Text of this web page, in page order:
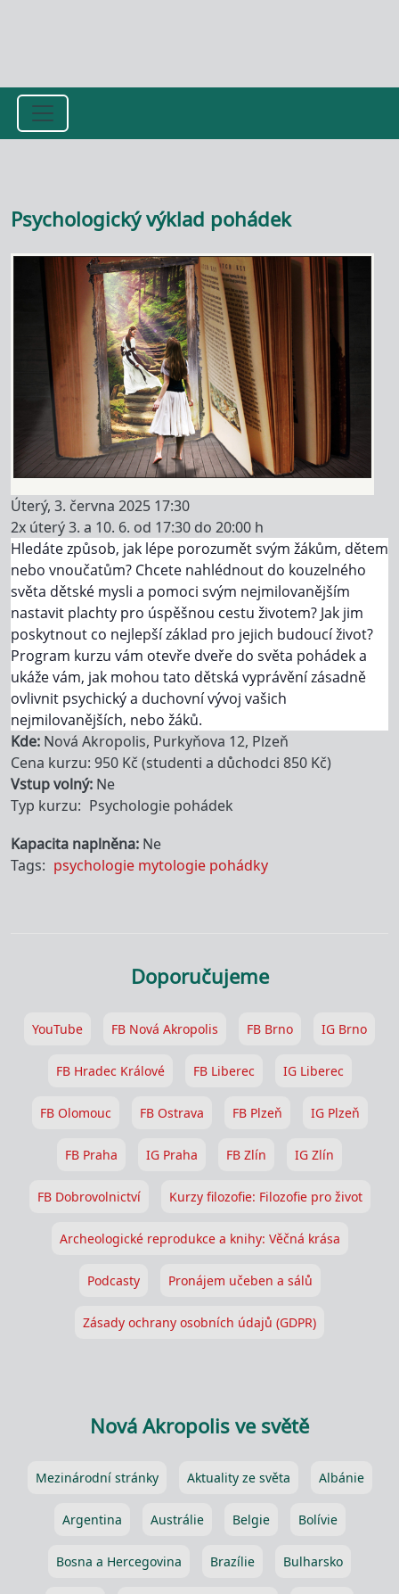
Přejít k hlavnímu obsahu
Psychologický výklad pohádek
Úterý, 3. června 2025 17:30
2x úterý 3. a 10. 6. od 17:30 do 20:00 h
Hledáte způsob, jak lépe porozumět svým žákům, dětem
nebo vnoučatům? Chcete nahlédnout do kouzelného
světa dětské mysli a pomoci svým nejmilovanějším
nastavit plachty pro úspěšnou cestu životem? Jak jim
poskytnout co nejlepší základ pro jejich budoucí život?
Program kurzu vám otevře dveře do světa pohádek a
ukáže vám, jak mohou tato dětská vyprávění zásadně
ovlivnit psychický a duchovní vývoj vašich
nejmilovanějších, nebo žáků.
Kde Nová Akropolis, Purkyňova 12, Plzeň
Cena kurzu: 950 Kč (studenti a důchodci 850 Kč)
Vstup volný Ne
Typ kurzu
Psychologie pohádek
Kapacita naplněna Ne
Tags
psychologie mytologie pohádky
Doporučujeme
YouTube FB Nová Akropolis FB Brno IG Brno
FB Hradec Králové FB Liberec IG Liberec
FB Olomouc FB Ostrava FB Plzeň IG Plzeň
FB Praha IG Praha FB Zlín IG Zlín
FB Dobrovolnictví Kurzy filozofie: Filozofie pro život
Archeologické reprodukce a knihy: Věčná krása
Podcasty Pronájem učeben a sálů
Zásady ochrany osobních údajů (GDPR)
Nová Akropolis ve světě
Mezinárodní stránky Aktuality ze světa Albánie
Argentina Austrálie Belgie Bolívie
Bosna a Hercegovina Brazílie Bulharsko